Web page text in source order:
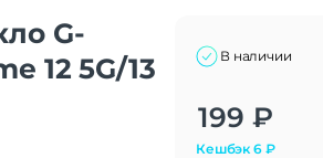
G-
12 5G/13
В наличии
199 ₽
Кешбэк6₽
Alternative: